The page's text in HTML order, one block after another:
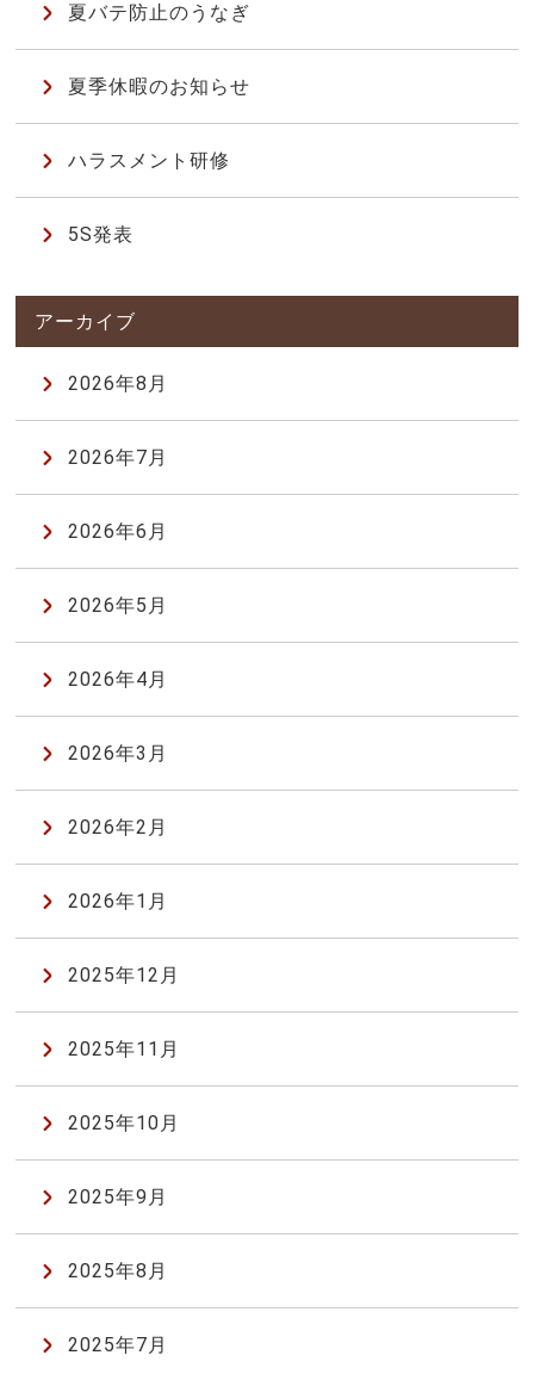
夏バテ防止のうなぎ
夏季休暇のお知らせ
ハラスメント研修
5S発表
2026年8月
2026年7月
2026年6月
2026年5月
2026年4月
2026年3月
2026年2月
2026年1月
2025年12月
2025年11月
2025年10月
2025年9月
2025年8月
2025年7月